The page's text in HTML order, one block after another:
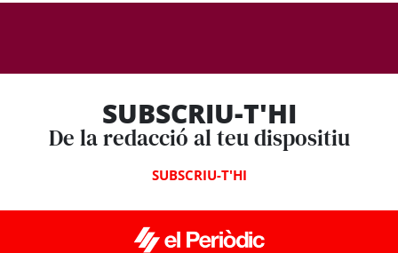
SUBSCRIU-T'HI
De la redacció al teu dispositiu
SUBSCRIU-T'HI